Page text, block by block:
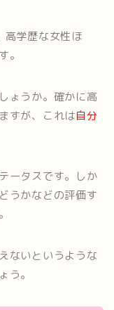
高学歴な女性ほ
。
ょうか。確かに高
すが、これは自分
ータスです。しか
うかなどの評価す
ないというような
う。